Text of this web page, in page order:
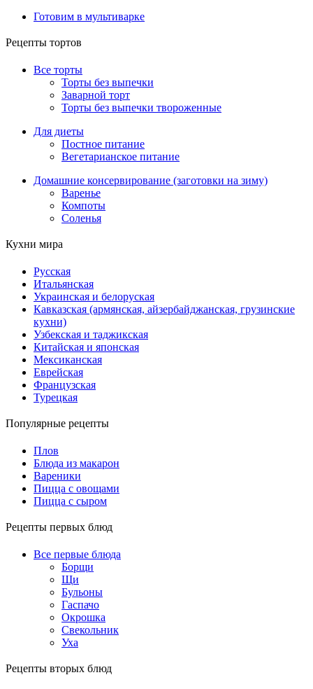
Готовим в мультиварке
Рецепты тортов
Все торты
Торты без выпечки
Заварной торт
Торты без выпечки твороженные
Для диеты
Постное питание
Вегетарианское питание
Домашние консервирование (заготовки на зиму)
Варенье
Компоты
Соленья
Кухни мира
Русская
Итальянская
Украинская и белоруская
Кавказская (армянская, айзербайджанская, грузинские
кухни)
Узбекская и таджикская
Китайская и японская
Мексиканская
Еврейская
Французская
Турецкая
Популярные рецепты
Плов
Блюда из макарон
Вареники
Пицца с овощами
Пицца с сыром
Рецепты первых блюд
Все первые блюда
Борщи
Щи
Бульоны
Гаспачо
Окрошка
Свекольник
Уха
Рецепты вторых блюд